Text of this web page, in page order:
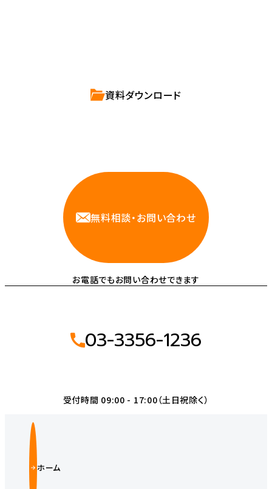
資料ダウンロード
無料相談・お問い合わせ
お電話でもお問い合わせできます
03-3356-1236
受付時間 09:00 - 17:00（土日祝除く）
ホーム